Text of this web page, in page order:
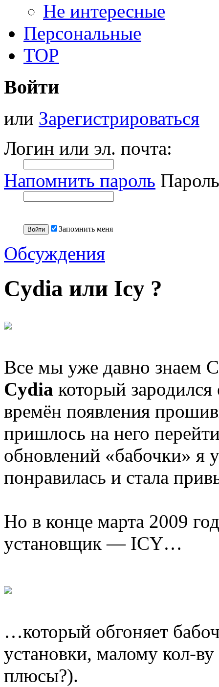
Не интересные
Персональные
TOP
Войти
или Зарегистрироваться
Логин или эл. почта:
Напомнить пароль
Запомнить меня
Обсуждения
Cydia или Icy ?
Все мы уже давно знаем
Cydia который
времён появления
пришлось на него
обновлений «бабочки» я
понравилась и стала
Но в конце марта 2009
установщик — ICY…
…который обгоняет
установки, малому кол-
плюсы?).